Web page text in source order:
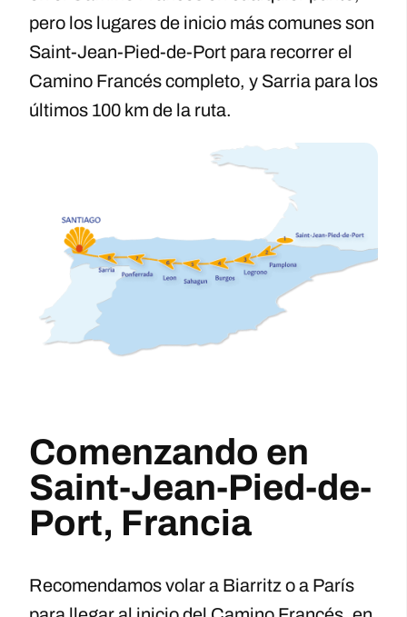
pero los lugares de inicio más comunes son
Saint-Jean-Pied-de-Port para recorrer el
Camino Francés completo, y Sarria para los
últimos 100 km de la ruta.
Comenzando en
Saint-Jean-Pied-de-
Port, Francia
Recomendamos volar a Biarritz o a París